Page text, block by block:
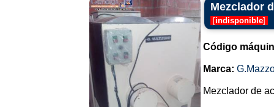
Mezclador
[indisponible]
Código
Marca:
Mezclador de